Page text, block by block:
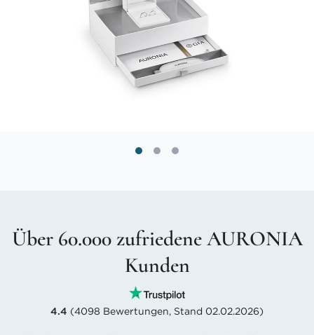
Über 60.000 zufriedene AURONIA
Kunden
4.4 (4098 Bewertungen, Stand 02.02.2026)